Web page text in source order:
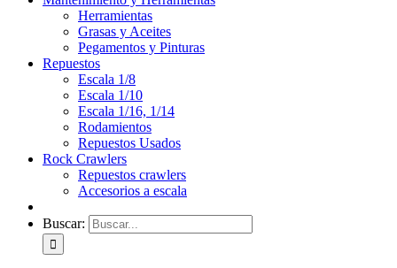
Herramientas
Grasas y Aceites
Pegamentos y Pinturas
Repuestos
Escala 1/8
Escala 1/10
Escala 1/16, 1/14
Rodamientos
Repuestos Usados
Rock Crawlers
Repuestos crawlers
Accesorios a escala
Buscar: